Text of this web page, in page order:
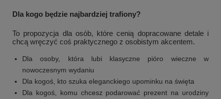
Dla kogo będzie najbardziej trafiony?
To propozycja dla osób, które cenią dopracowane detale i
chcą wręczyć coś praktycznego z osobistym akcentem.
Dla osoby, która lubi klasyczne pióro wieczne w
nowoczesnym wydaniu
Dla kogoś, kto szuka eleganckiego upominku na święta
Dla kogoś, komu chcesz podarować prezent na urodziny